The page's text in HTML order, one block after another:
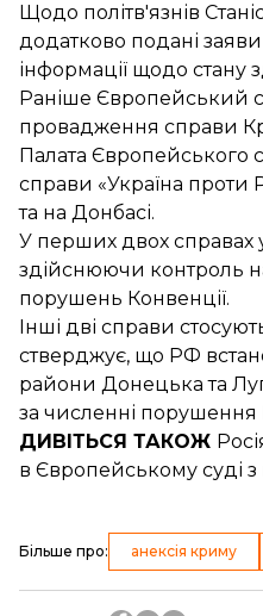
Щодо політв'язнів
додатково подані
інформації щодо стану
Раніше Європейський
провадження справи
Палата Європейського
справи «Україна проти
та на Донбасі.
У перших двох справах
здійснюючи контроль
порушень Конвенції.
Інші дві справи
стверджує, що РФ
райони Донецька та
за численні порушення
ДИВІТЬСЯ ТАКОЖ
в Європейському суді
Більше про: анексія криму